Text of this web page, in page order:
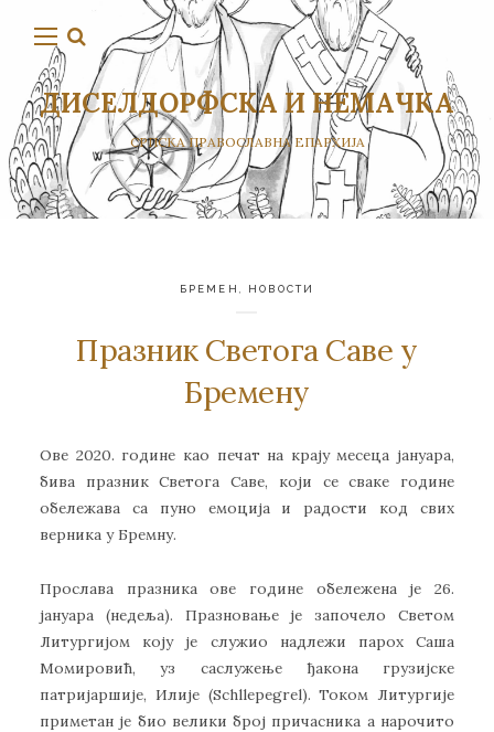
ДИСЕЛДОРФСКА И НЕМАЧКА
СРПСКА ПРАВОСЛАВНА ЕПАРХИЈА
БРЕМЕН НОВОСТИ
Празник Светогa Саве у
Бремену
Ове 2020. године као печат на крају месеца јануара,
бива празник Светога Саве, који се сваке године
обележава са пуно емоција и радости код свих
верника у Бремну.
Прослава празника ове године обележена је 26.
јануара (недеља). Празновање је започело Светом
Литургијом коју је служио надлежи парох Саша
Момировић, уз саслужење ђакона грузијске
патријаршије, Илије (Schllepegrel). Током Литургије
приметан је био велики број причасника а нарочито